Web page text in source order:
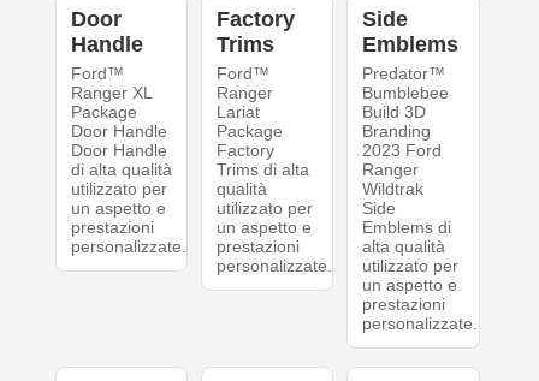
Door
Handle
Ford™
Ranger XL
Package
Door Handle
Door Handle
di alta qualità
utilizzato per
un aspetto e
prestazioni
personalizzate.
Factory
Trims
Ford™
Ranger
Lariat
Package
Factory
Trims di alta
qualità
utilizzato per
un aspetto e
prestazioni
personalizzate.
Side
Emblems
Predator™
Bumblebee
Build 3D
Branding
2023 Ford
Ranger
Wildtrak
Side
Emblems di
alta qualità
utilizzato per
un aspetto e
prestazioni
personalizzate.